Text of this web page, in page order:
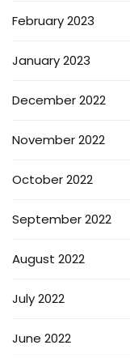
February 2023
January 2023
December 2022
November 2022
October 2022
September 2022
August 2022
July 2022
June 2022